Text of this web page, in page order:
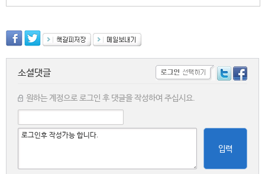
소셜댓글
원하는 계정으로 로그인 후 댓글을 작성하여 주십시요.
입력